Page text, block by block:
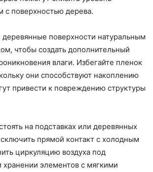
с поверхностью дерева.
деревянные поверхности натуральным
чтобы создать дополнительный
влаги. Избегайте пленок
они способствуют накоплению
привести к повреждению структуры
на подставках или деревянных
прямой контакт с холодным
циркуляцию воздуха под
элементов с мягкими